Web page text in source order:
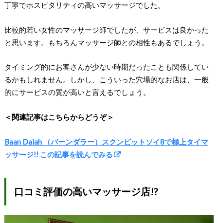
丁寧でホスピタリティの高いマッサージでした。
比較的若い女性のマッサージ師でしたが、サービスは良かった
と思います。もちろんマッサージ師との相性もあるでしょう。
タイミング的にお客さんが少ない時期だったことも関係してい
るかもしれません。しかし、こういった穴場的なお店は、一般
的にサービスの質が高いと言えるでしょう。
＜関連記事はこちらからどうぞ＞
Baan Dalah （バーンダラー）スクンビットソイ8で極上タイマ
ッサージ!! この記事を読んでみる
口コミ評価の高いマッサージ店!?